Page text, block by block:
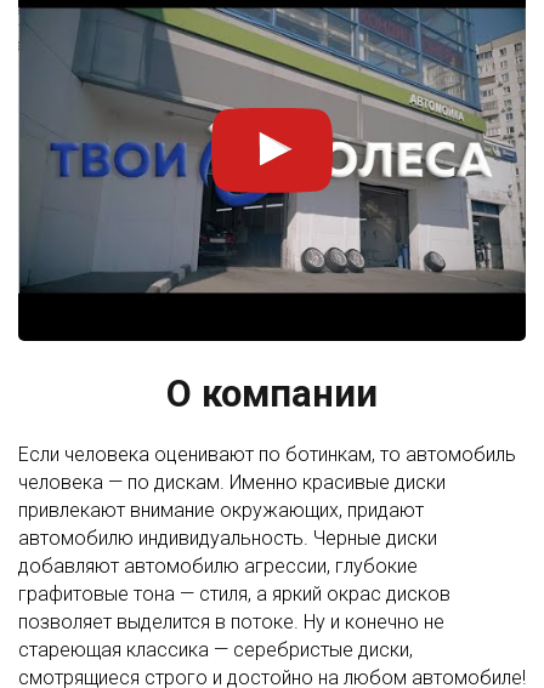
О компании
Если человека оценивают по ботинкам, то автомобиль
человека — по дискам. Именно красивые диски
привлекают внимание окружающих, придают
автомобилю индивидуальность. Черные диски
добавляют автомобилю агрессии, глубокие
графитовые тона — стиля, а яркий окрас дисков
позволяет выделится в потоке. Ну и конечно не
стареющая классика — серебристые диски,
смотрящиеся строго и достойно на любом автомобиле!